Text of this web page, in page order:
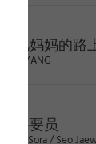
去见妈妈的路
GOMYANG
特聘要员
Kwon Sora / Seo